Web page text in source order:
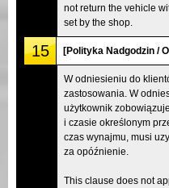
not return the vehicle
set by the shop.
15 [Polityka Nadgodzin /
W odniesieniu do
zastosowania. W
użytkownik
i czasie określonym
czas wynajmu, musi
za opóźnienie.
This clause does not